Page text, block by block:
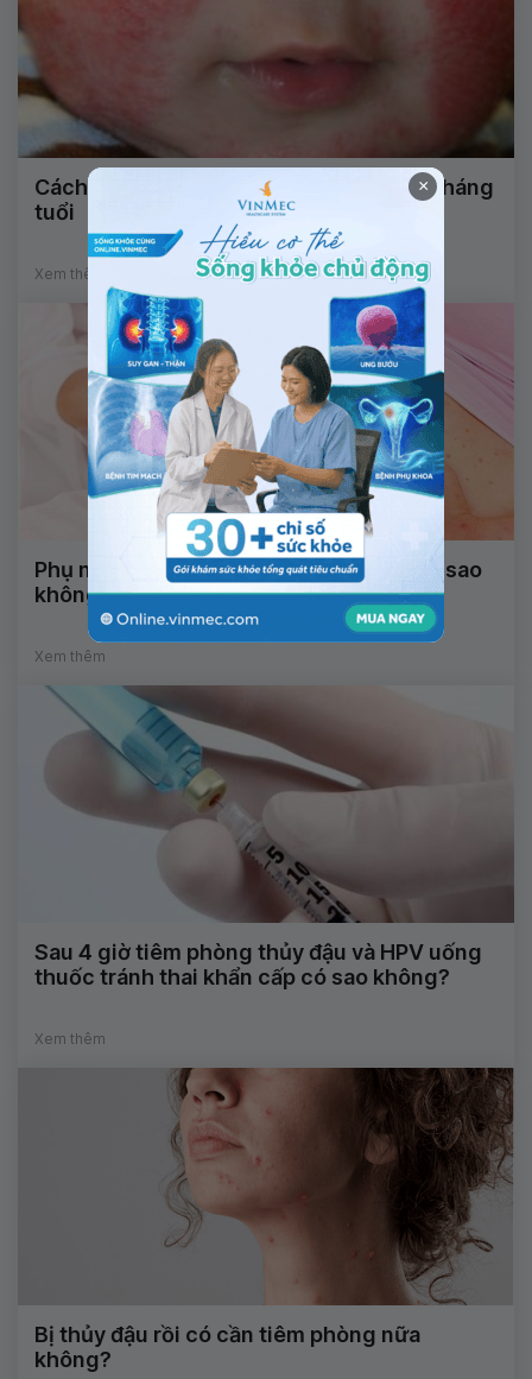
Cách điều trị bệnh viêm da cơ địa trẻ 3 tháng
tuổi
Xem thêm
Phụ nữ mang thai tuần 21 bị thủy đậu có sao
không?
Xem thêm
Sau 4 giờ tiêm phòng thủy đậu và HPV uống
thuốc tránh thai khẩn cấp có sao không?
Xem thêm
Bị thủy đậu rồi có cần tiêm phòng nữa
không?
×